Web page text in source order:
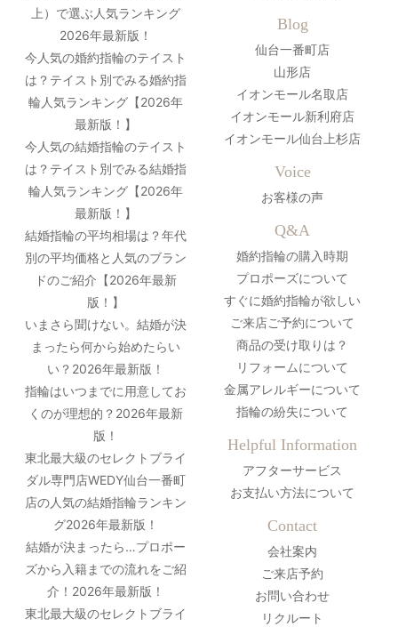
上）で選ぶ人気ランキング
2026年最新版！
今人気の婚約指輪のテイスト
は？テイスト別でみる婚約指
輪人気ランキング【2026年
最新版！】
今人気の結婚指輪のテイスト
は？テイスト別でみる結婚指
輪人気ランキング【2026年
最新版！】
結婚指輪の平均相場は？年代
別の平均価格と人気のブラン
ドのご紹介【2026年最新
版！】
いまさら聞けない。結婚が決
まったら何から始めたらい
い？2026年最新版！
指輪はいつまでに用意してお
くのが理想的？2026年最新
版！
東北最大級のセレクトブライ
ダル専門店WEDY仙台一番町
店の人気の結婚指輪ランキン
グ2026年最新版！
結婚が決まったら…プロポー
ズから入籍までの流れをご紹
介！2026年最新版！
東北最大級のセレクトブライ
Blog
仙台一番町店
山形店
イオンモール名取店
イオンモール新利府店
イオンモール仙台上杉店
Voice
お客様の声
Q&A
婚約指輪の購入時期
プロポーズについて
すぐに婚約指輪が欲しい
ご来店ご予約について
商品の受け取りは？
リフォームについて
金属アレルギーについて
指輪の紛失について
Helpful Information
アフターサービス
お支払い方法について
Contact
会社案内
ご来店予約
お問い合わせ
リクルート